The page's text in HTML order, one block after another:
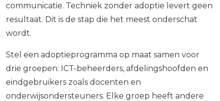
communicatie. Techniek zonder adoptie levert geen
resultaat. Dit is de stap die het meest onderschat
wordt.
Stel een adoptieprogramma op maat samen voor
drie groepen: ICT-beheerders, afdelingshoofden en
eindgebruikers zoals docenten en
onderwijsondersteuners. Elke groep heeft andere